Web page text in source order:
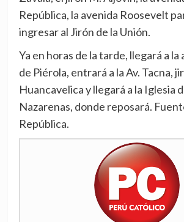
República, la avenida Roosevelt
ingresar al Jirón de la Unión.
Ya en horas de la tarde, llegará a
de Piérola, entrará a la Av. Tacna,
Huancavelica y llegará a la Iglesia
Nazarenas, donde reposará.
República.